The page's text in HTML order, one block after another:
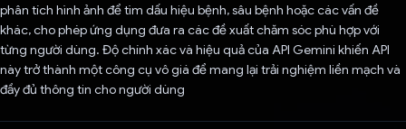
phân tích hình ảnh để tìm dấu hiệu bệnh, sâu bệnh hoặc các vấn đề
khác, cho phép ứng dụng đưa ra các đề xuất chăm sóc phù hợp với
từng người dùng. Độ chính xác và hiệu quả của API Gemini khiến API
này trở thành một công cụ vô giá để mang lại trải nghiệm liền mạch và
đầy đủ thông tin cho người dùng